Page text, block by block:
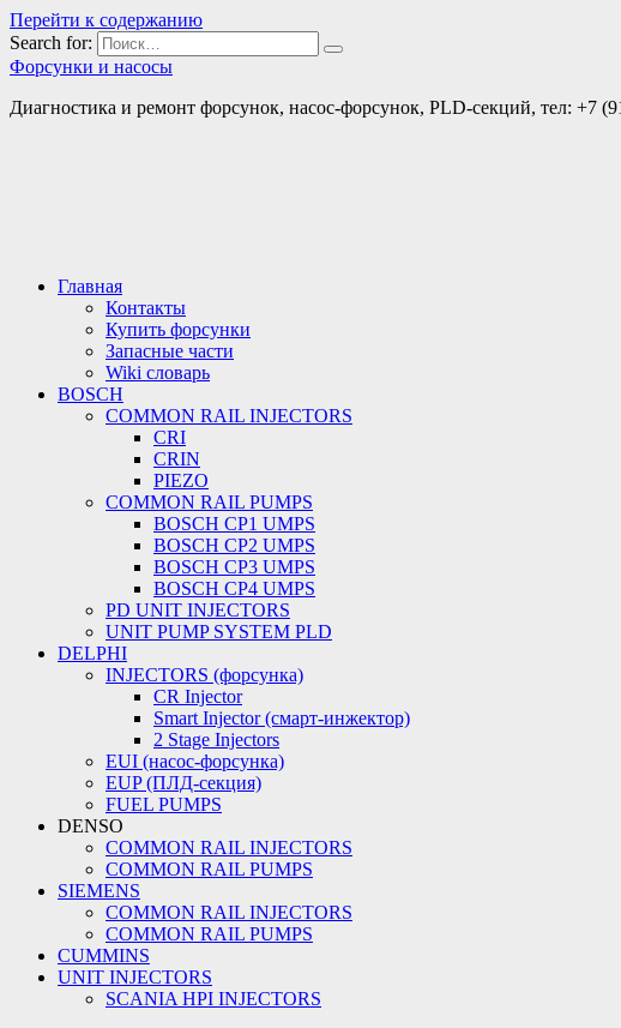
Перейти к содержанию
Search for:
Форсунки и насосы
Диагностика и ремонт форсунок, насос-форсунок, PLD-секций, тел: +7
Главная
Контакты
Купить форсунки
Запасные части
Wiki словарь
BOSCH
COMMON RAIL INJECTORS
CRI
CRIN
PIEZO
COMMON RAIL PUMPS
BOSCH CP1 UMPS
BOSCH CP2 UMPS
BOSCH CP3 UMPS
BOSCH CP4 UMPS
PD UNIT INJECTORS
UNIT PUMP SYSTEM PLD
DELPHI
INJECTORS (форсунка)
CR Injector
Smart Injector (смарт-инжектор)
2 Stage Injectors
EUI (насос-форсунка)
EUP (ПЛД-секция)
FUEL PUMPS
DENSO
COMMON RAIL INJECTORS
COMMON RAIL PUMPS
SIEMENS
COMMON RAIL INJECTORS
COMMON RAIL PUMPS
CUMMINS
UNIT INJECTORS
SCANIA HPI INJECTORS